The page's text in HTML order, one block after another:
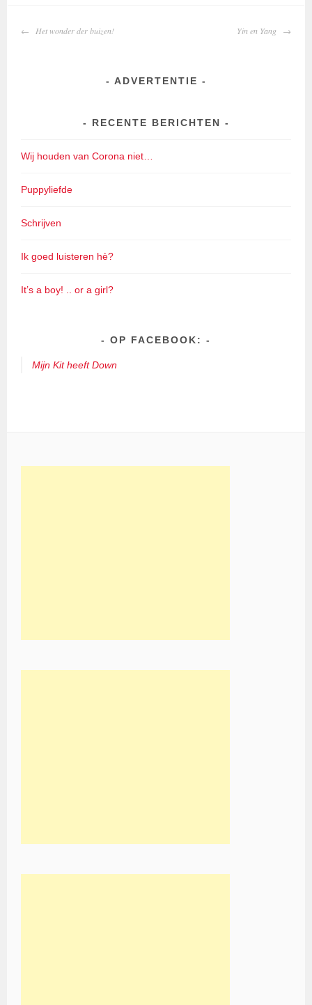
BERICHTNAVIGATIE
Het wonder der buizen! Yin en Yang
ADVERTENTIE
RECENTE BERICHTEN
Wij houden van Corona niet…
Puppyliefde
Schrijven
Ik goed luisteren hè?
It’s a boy! .. or a girl?
OP FACEBOOK:
Mijn Kit heeft Down